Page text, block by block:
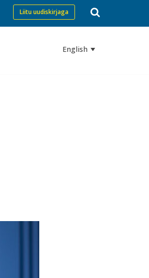
Liitu uudiskirjaga
English